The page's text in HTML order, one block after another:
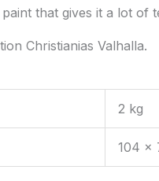
that gives it a lot of
Christianias Valhalla.
2 kg
104 ×